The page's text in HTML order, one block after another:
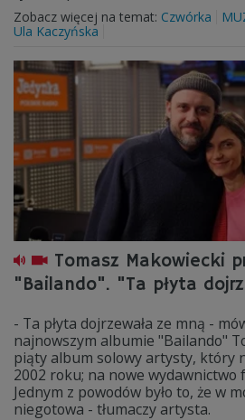
Zobacz więcej na temat: Czwórka
Ula Kaczyńska
Tomasz Makowiecki
"Bailando". "Ta płyta
- Ta płyta dojrzewała ze mną -
najnowszym albumie "Bailando"
piąty album solowy artysty, który
2002 roku; na nowe wydawnictwo
Jednym z powodów było to, że w
niegotowa - tłumaczy artysta.